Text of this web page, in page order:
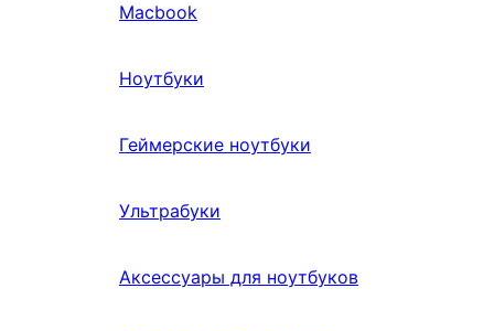
Macbook
Ноутбуки
Геймерские ноутбуки
Ультрабуки
Аксессуары для ноутбуков